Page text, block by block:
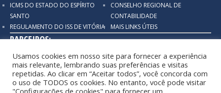
ICMS DO ESTADO DO ESPÍRITO
SANTO
REGULAMENTO DO ISS DE VITÓRIA
CONSELHO REGIONAL DE
CONTABILIDADE
MAIS LINKS ÚTEIS
PARCEIROS:
Usamos cookies em nosso site para fornecer a experiência
mais relevante, lembrando suas preferências e visitas
repetidas. Ao clicar em “Aceitar todos”, você concorda com
o uso de TODOS os cookies. No entanto, você pode visitar
"Configurações de cookies" para fornecer um